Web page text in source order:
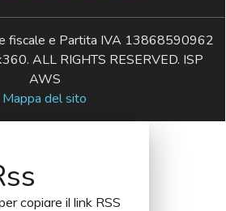
fiscale e Partita IVA 13868590962
ALL RIGHTS RESERVED. ISP
AWS
Mappa del sito
copiare il link RSS